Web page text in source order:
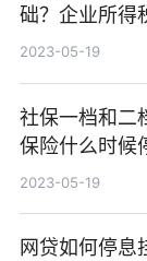
础？企业所得
些？
2023-05-19
社保一档和二
保险什么时候
2023-05-19
网贷如何停息